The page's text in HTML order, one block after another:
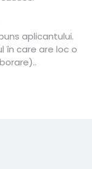
aplicantului.
în care are loc o